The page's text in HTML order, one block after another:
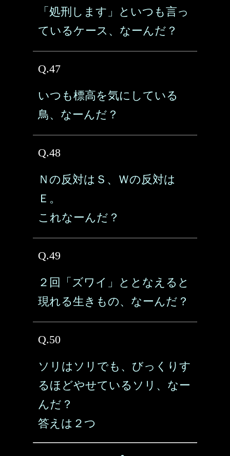
「処刑します」といつも言っ
ているケース、なーんだ？
Q.47
いつも標高を気にしている
鳥、なーんだ？
Q.48
Ｎの反対はＳ、Ｗの反対は
Ｅ。
これなーんだ？
Q.49
２回「ズワイ」ととなえると
現れる生きもの、なーんだ？
Q.50
ソリはソリでも、びっくりす
るほどやせているソリ、なー
んだ？
答えは２つ